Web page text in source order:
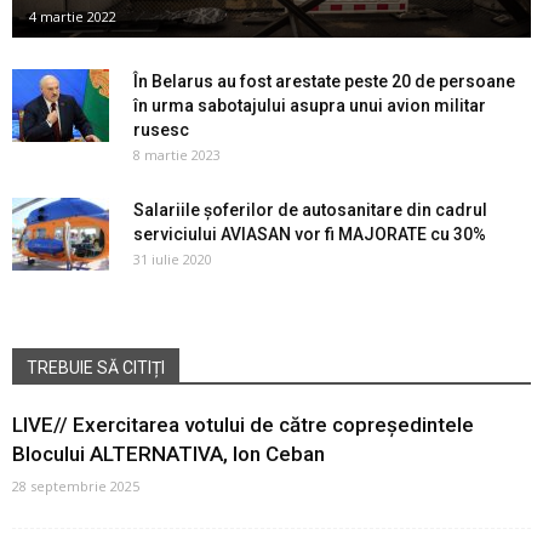
4 martie 2022
În Belarus au fost arestate peste 20 de persoane
în urma sabotajului asupra unui avion militar
rusesc
8 martie 2023
Salariile șoferilor de autosanitare din cadrul
serviciului AVIASAN vor fi MAJORATE cu 30%
31 iulie 2020
TREBUIE SĂ CITIȚI
LIVE// Exercitarea votului de către copreședintele
Blocului ALTERNATIVA, Ion Ceban
28 septembrie 2025